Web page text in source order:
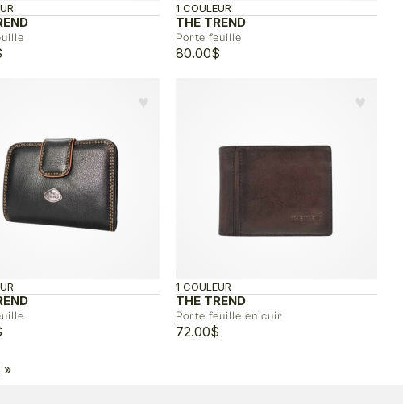
THE TREND
Porte feuille
1 COULEUR
80.00$
♥︎ ♥︎
THE TREND
Porte feuille en cuir
1 COULEUR
72.00$
»